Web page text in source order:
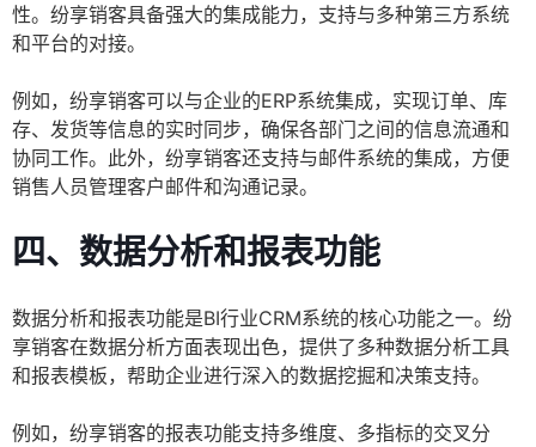
性。纷享销客具备强大的集成能力，支持与多种第三方系统
和平台的对接。
例如，纷享销客可以与企业的ERP系统集成，实现订单、库
存、发货等信息的实时同步，确保各部门之间的信息流通和
协同工作。此外，纷享销客还支持与邮件系统的集成，方便
销售人员管理客户邮件和沟通记录。
四、数据分析和报表功能
数据分析和报表功能是BI行业CRM系统的核心功能之一。纷
享销客在数据分析方面表现出色，提供了多种数据分析工具
和报表模板，帮助企业进行深入的数据挖掘和决策支持。
例如，纷享销客的报表功能支持多维度、多指标的交叉分